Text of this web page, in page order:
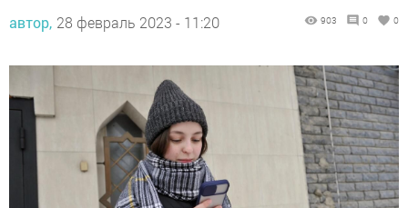
автор, 28 февраль 2023 - 11:20 903 0 0